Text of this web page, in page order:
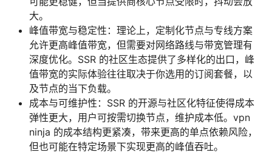
大。
峰值带宽与稳定性：理论上，定制化节点与专线方案
允许更高峰值带宽，但需要对网络路线与带宽管理有
深度优化。SSR 的社区生态提供了多样化的出口，峰
值带宽的实际体验往往取决于你选用的订阅套餐，以
及节点的当下负载。
成本与可维护性：SSR 的开源与社区化特征使得成本
弹性更大，用户可按需切换节点，维护成本低。vpn
ninja 的成本结构更紧凑，带来更高的单点依赖风险，
但也可能在特定场景下实现更高的峰值吞吐。